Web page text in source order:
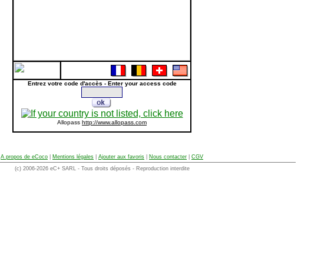
Entrez votre code d'accès - Enter your access code
Allopass http://www.allopass.com
A propos de eCoco Mentions légales Ajouter aux favoris Nous contacter
CGV
(c) 2006-2026 eC+ SARL - Tous droits déposés - Reproduction interdite